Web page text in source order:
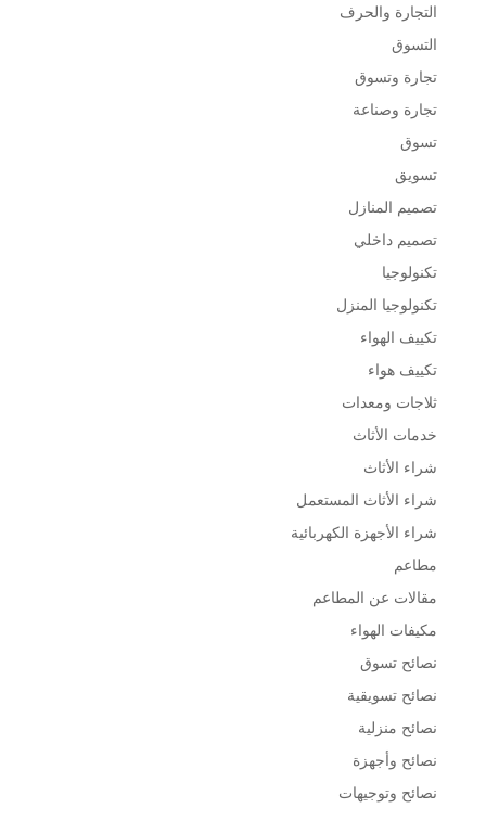
التجارة والحرف
التسوق
تجارة وتسوق
تجارة وصناعة
تسوق
تسويق
تصميم المنازل
تصميم داخلي
تكنولوجيا
تكنولوجيا المنزل
تكييف الهواء
تكييف هواء
ثلاجات ومعدات
خدمات الأثاث
شراء الأثاث
شراء الأثاث المستعمل
شراء الأجهزة الكهربائية
مطاعم
مقالات عن المطاعم
مكيفات الهواء
نصائح تسوق
نصائح تسويقية
نصائح منزلية
نصائح وأجهزة
نصائح وتوجيهات